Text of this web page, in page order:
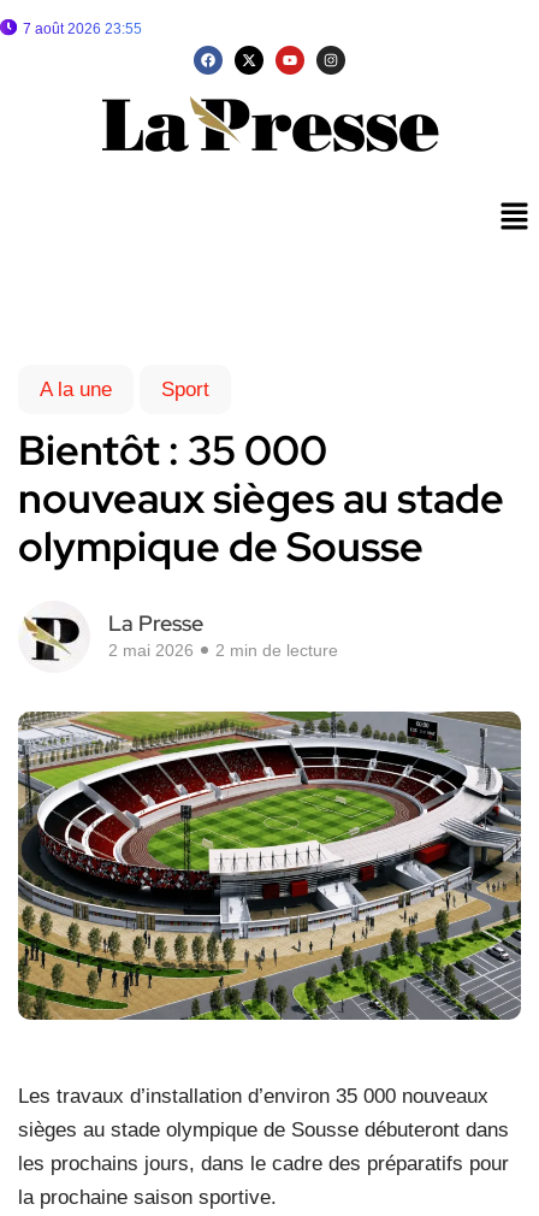
7 août 2026 23:55
A la une Sport
Bientôt : 35 000
nouveaux sièges au stade
olympique de Sousse
La Presse
2 mai 2026 2 min de lecture
Les travaux d’installation d’environ 35 000 nouveaux
sièges au stade olympique de Sousse débuteront dans
les prochains jours, dans le cadre des préparatifs pour
la prochaine saison sportive.